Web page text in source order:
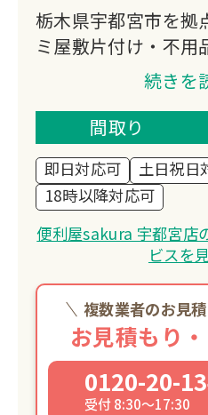
栃木県宇都宮市を拠
ミ屋敷片付け・不用
ーニングなど幅広く
年中無休で営業し、
依頼にも柔軟に対応
業界最安値を目指し
に寄り添った丁寧な
す。
続きを
間取り
即日対応可
土日祝日
18時以降対応可
便利屋sakura 宇都宮店
ビスを
複数業者のお見
お見積もり
0120-20-
受付 8:30～17:30